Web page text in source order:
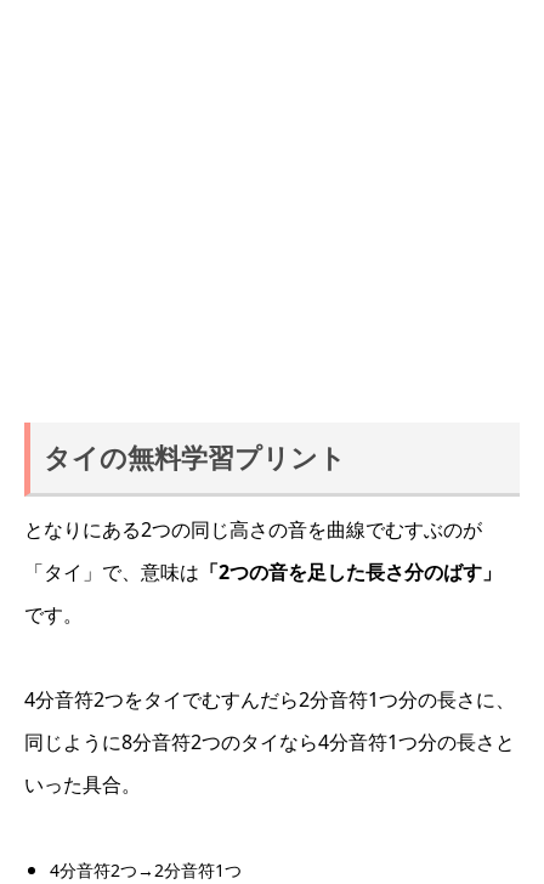
タイの無料学習プリント
となりにある2つの同じ高さの音を曲線でむすぶのが
「タイ」で、意味は 「2つの音を足した長さ分のばす」
です。
4分音符2つをタイでむすんだら2分音符1つ分の長さに、
同じように8分音符2つのタイなら4分音符1つ分の長さと
いった具合。
4分音符2つ→2分音符1つ